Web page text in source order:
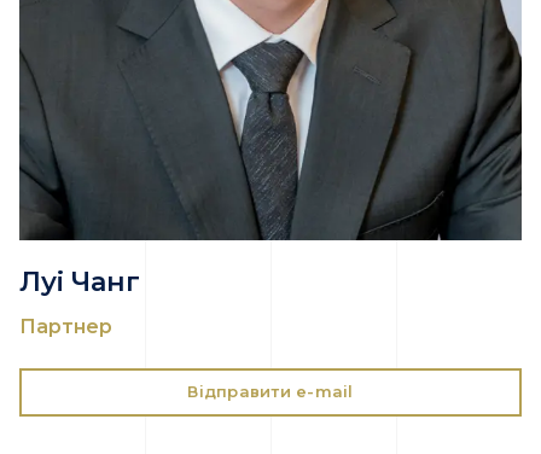
Луі Чанг
Партнер
Відправити e-mail